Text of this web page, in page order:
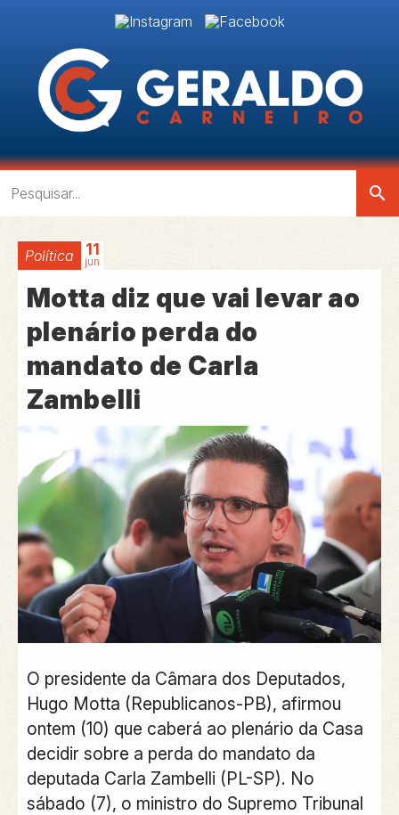
search
Política 11
jun
Motta diz que vai levar ao
plenário perda do
mandato de Carla
Zambelli
O presidente da Câmara dos Deputados,
Hugo Motta (Republicanos-PB), afirmou
ontem (10) que caberá ao plenário da Casa
decidir sobre a perda do mandato da
deputada Carla Zambelli (PL-SP). No
sábado (7), o ministro do Supremo Tribunal